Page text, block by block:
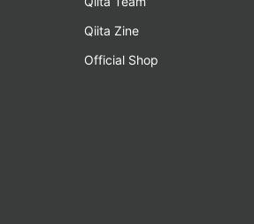
Qiita Zine
Official Shop